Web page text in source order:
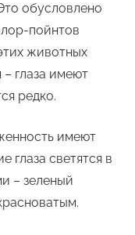
обусловлено
пойнтов
животных
– глаза имеют
редко.
имеют
глаза светятся в
– зеленый